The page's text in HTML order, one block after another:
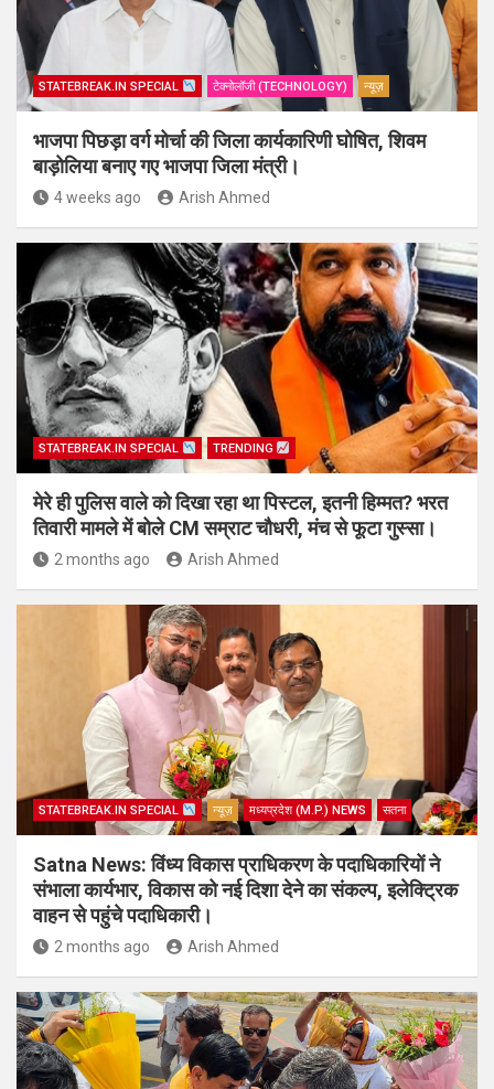
STATEBREAK.IN SPECIAL टेक्नोलॉजी (TECHNOLOGY) न्यूज़
भाजपा पिछड़ा वर्ग मोर्चा की जिला कार्यकारिणी घोषित, शिवम
बाड़ोलिया बनाए गए भाजपा जिला मंत्री।
4 weeks ago Arish Ahmed
STATEBREAK.IN SPECIAL TRENDING
मेरे ही पुलिस वाले को दिखा रहा था पिस्टल, इतनी हिम्मत? भरत
तिवारी मामले में बोले CM सम्राट चौधरी, मंच से फूटा गुस्सा।
2 months ago Arish Ahmed
STATEBREAK.IN SPECIAL न्यूज़ मध्यप्रदेश (M.P.) NEWS सतना
Satna News: विंध्य विकास प्राधिकरण के पदाधिकारियों ने
संभाला कार्यभार, विकास को नई दिशा देने का संकल्प, इलेक्ट्रिक
वाहन से पहुंचे पदाधिकारी।
2 months ago Arish Ahmed